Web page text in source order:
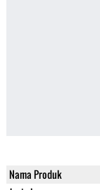
Nama Produk